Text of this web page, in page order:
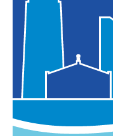
山下公園中央口付